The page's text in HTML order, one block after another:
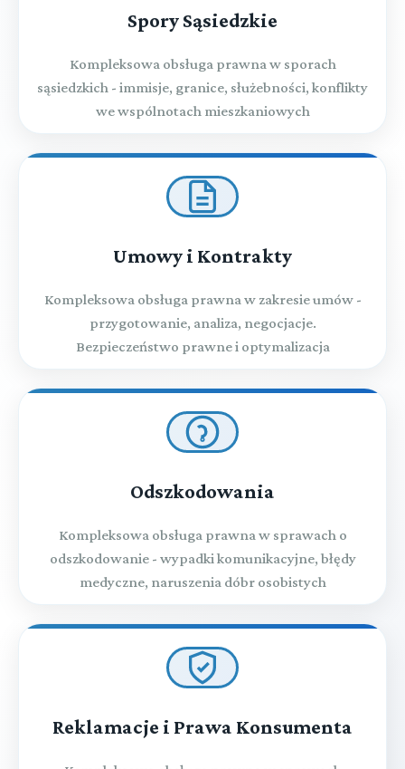
Spory Sąsiedzkie
Kompleksowa obsługa prawna w sporach
sąsiedzkich - immisje, granice, służebności, konflikty
we wspólnotach mieszkaniowych
Umowy i Kontrakty
Kompleksowa obsługa prawna w zakresie umów -
przygotowanie, analiza, negocjacje.
Bezpieczeństwo prawne i optymalizacja
Odszkodowania
Kompleksowa obsługa prawna w sprawach o
odszkodowanie - wypadki komunikacyjne, błędy
medyczne, naruszenia dóbr osobistych
Reklamacje i Prawa Konsumenta